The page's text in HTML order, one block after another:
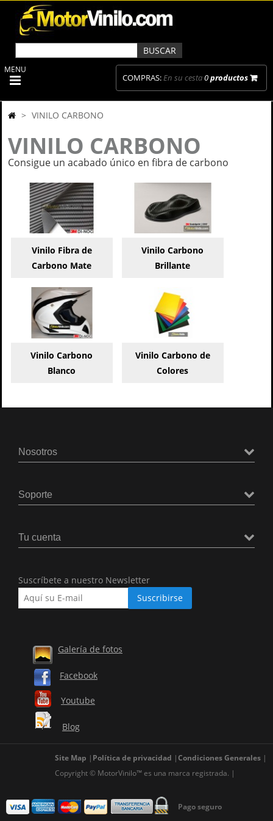
COMPRAS:En su cesta0productos
MENU
> VINILO CARBONO
VINILO CARBONO
Consigue un acabado único en fibra de carbono
Vinilo Fibra de
Carbono Mate
Vinilo Carbono
Brillante
Vinilo Carbono
Blanco
Vinilo Carbono de
Colores
Nosotros
Soporte
Tu cuenta
Suscríbete a nuestro Newsletter
Galería de fotos
Facebook
Youtube
Blog
Site Map Política de privacidad
Condiciones Generales
Copyright © MotorVinilo™ es una marca registrada.
Pago seguro